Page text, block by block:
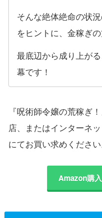
そんな絶体絶命の状
をヒントに、金稼ぎ
最底辺から成り上が
幕です！
『呪術師令嬢の荒稼ぎ
店、またはインターネ
にてお買い求めください
Amazon購